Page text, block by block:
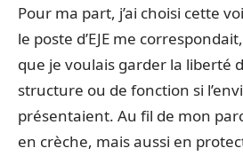
Pour ma part, j’ai choisi cette
le poste d’EJE me
que je voulais garder la liberté
structure ou de fonction si
présentaient. Au fil de mon
en crèche, mais aussi en